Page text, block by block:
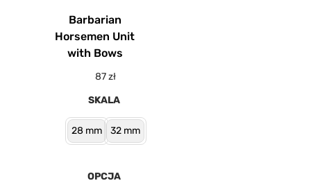
Barbarian
Horsemen Unit
with Bows
87zł
SKALA
28 mm 32 mm
OPCJA